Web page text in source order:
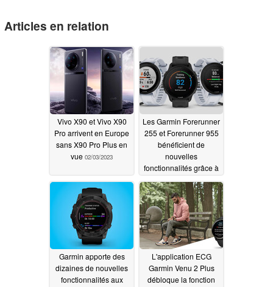
Articles en relation
Vivo X90 et Vivo X90
Pro arrivent en Europe
sans X90 Pro Plus en
vue 02/03/2023
Les Garmin Forerunner
255 et Forerunner 955
bénéficient de
nouvelles
fonctionnalités grâce à
Release Candidate
01/27/2023
Garmin apporte des
dizaines de nouvelles
fonctionnalités aux
L'application ECG
Garmin Venu 2 Plus
débloque la fonction